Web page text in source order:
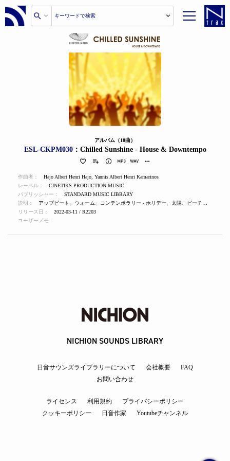
アルバム（10曲）
ESL-CKPM030：Chilled Sunshine - House & Downtempo
作曲者： Hajo Albert Henri Hajo Yannis Albert Henri Kamarinos
レーベル：
CINETIKS PRODUCTION MUSIC
パブリッシャー：
STANDARD MUSIC LIBRARY
説明：
リリース日：
2022-03-11 / R2203
ユーザーメモ：
NICHION SOUNDS LIBRARY
日音サウンズライブラリーについて 会社概要
FAQ
お問い合わせ
ライセンス 利用規約
プライバシーポリシー
クッキーポリシー
日音作家 Youtubeチャンネル